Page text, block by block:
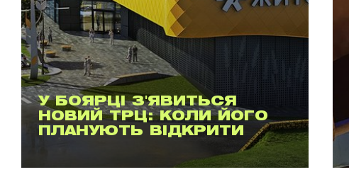
У БОЯРЦІ З'ЯВИТЬСЯ
НОВИЙ ТРЦ: КОЛИ ЙОГО
ПЛАНУЮТЬ ВІДКРИТИ